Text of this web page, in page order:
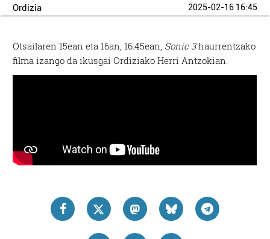
Ordizia 2025-02-16 16:45
Otsailaren 15ean eta 16an, 16:45ean, Sonic 3haurrentzako
filma izango da ikusgai Ordiziako Herri Antzokian.